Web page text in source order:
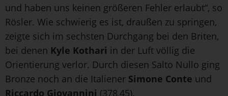
und haben uns keinen größeren Fehler erlaubt“, so
Rösler. Wie schwierig es ist, draußen zu springen,
zeigte sich im sechsten Durchgang bei den Briten,
bei denen Kyle Kothari in der Luft völlig die
Orientierung verlor. Durch diesen Salto Nullo ging
Bronze noch an die Italiener Simone Conte und
Riccardo Giovannini (378,45).